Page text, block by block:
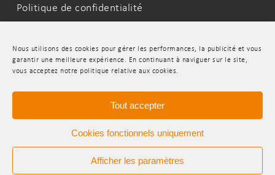
Nous utilisons des cookies pour gérer les performances, la publicité et vous
garantir une meilleure expérience. En continuant à naviguer sur le site,
vous acceptez notre politique relative aux cookies.
Tout accepter
Cookies fonctionnels uniquement
Afficher les paramètres
Politique de confidentialité
LinkedInYoutube
© 2026 INDR.